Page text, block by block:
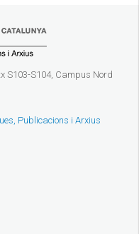
S103-S104, Campus Nord
Publicacions i Arxius